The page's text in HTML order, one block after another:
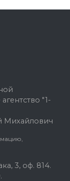
"1-
Михайлович
3, оф. 814.